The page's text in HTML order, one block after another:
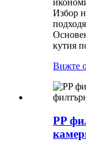
Избор
кутия
Вижте
PP